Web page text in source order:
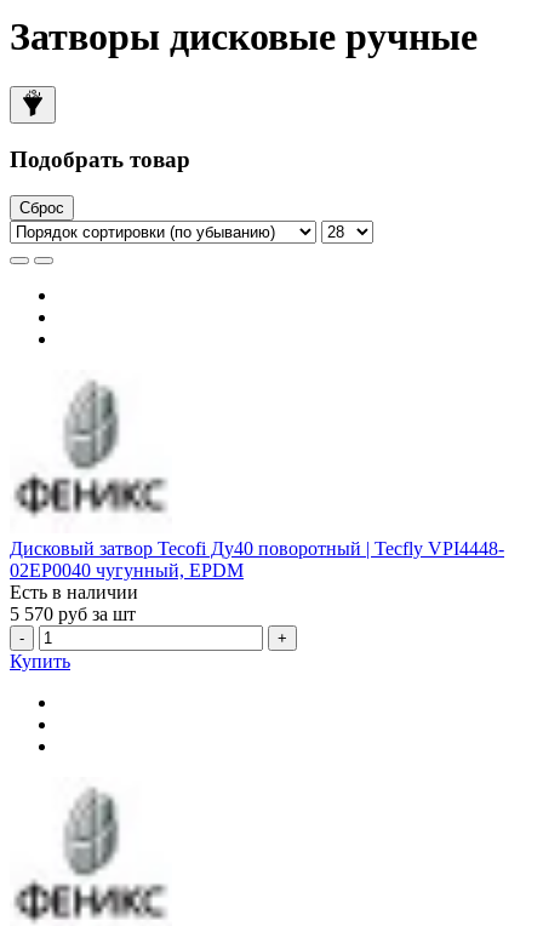
Затворы дисковые ручные
Подобрать товар
Сброс
Дисковый затвор Tecofi Ду40 поворотный | Tecfly VPI4448-
02EP0040 чугунный, EPDM
Есть в наличии
5 570 руб за шт
- +
Купить